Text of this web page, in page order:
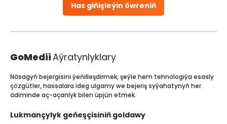
Has giňişleýin öwreniň
GoMediiAýratynlyklary
Näsagyň bejergisini ýeňilleşdirmek, şeýle hem tehnologiýa esasly
çözgütler, hassalara ideg ulgamy we bejeriş syýahatynyň her
ädiminde aç-açanlyk bilen üpjün etmek.
Lukmançylyk geňeşçisiniň goldawy